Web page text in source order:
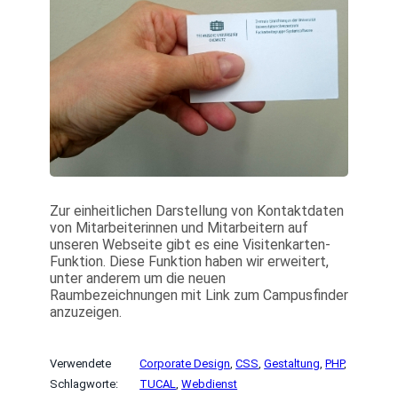
Zur einheitlichen Darstellung von Kontaktdaten
von Mitarbeiterinnen und Mitarbeitern auf
unseren Webseite gibt es eine Visitenkarten-
Funktion. Diese Funktion haben wir erweitert,
unter anderem um die neuen
Raumbezeichnungen mit Link zum Campusfinder
anzuzeigen.
Verwendete
Schlagworte:
Corporate Design, CSS, Gestaltung, PHP
TUCAL, Webdienst